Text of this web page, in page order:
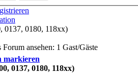
0137, 0180, 118xx)
ansehen: 1 Gast/Gäste
markieren
0137, 0180, 118xx)